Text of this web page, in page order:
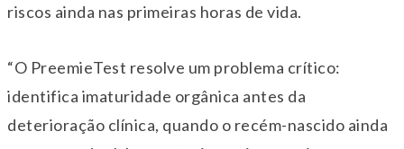
riscos ainda nas primeiras horas de vida.
“O PreemieTest resolve um problema crítico:
identifica imaturidade orgânica antes da
deterioração clínica, quando o recém-nascido ainda